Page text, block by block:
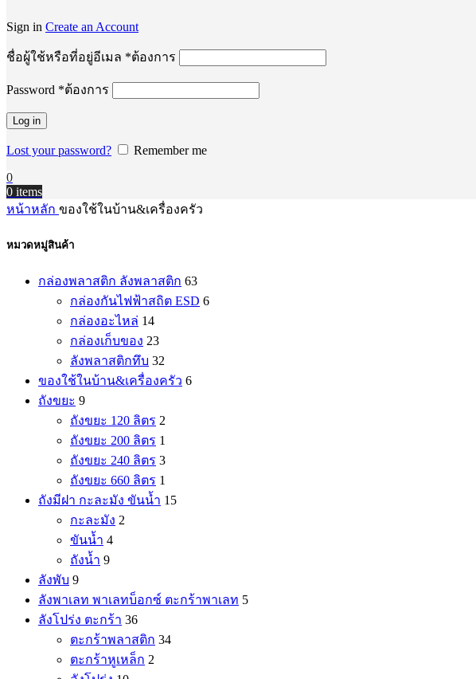
Sign in Create an Account
ชื่อผู้ใช้หรือที่อยู่อีเมล *ต้องการ
Password *ต้องการ
Log in
Lost your password?
Remember me
0
0 items
หน้าหลัก ของใช้ในบ้าน&เครื่องครัว
หมวดหมู่สินค้า
กล่องพลาสติก ลังพลาสติก 63
กล่องกันไฟฟ้าสถิต ESD 6
กล่องอะไหล่ 14
กล่องเก็บของ 23
ลังพลาสติกทึบ 32
ของใช้ในบ้าน&เครื่องครัว 6
ถังขยะ 9
ถังขยะ 120 ลิตร 2
ถังขยะ 200 ลิตร 1
ถังขยะ 240 ลิตร 3
ถังขยะ 660 ลิตร 1
ถังมีฝา กะละมัง ขันน้ำ 15
กะละมัง 2
ขันน้ำ 4
ถังน้ำ 9
ลังพับ 9
ลังพาเลท พาเลทบ็อกซ์ ตะกร้าพาเลท 5
ลังโปร่ง ตะกร้า 36
ตะกร้าพลาสติก 34
ตะกร้าหูเหล็ก 2